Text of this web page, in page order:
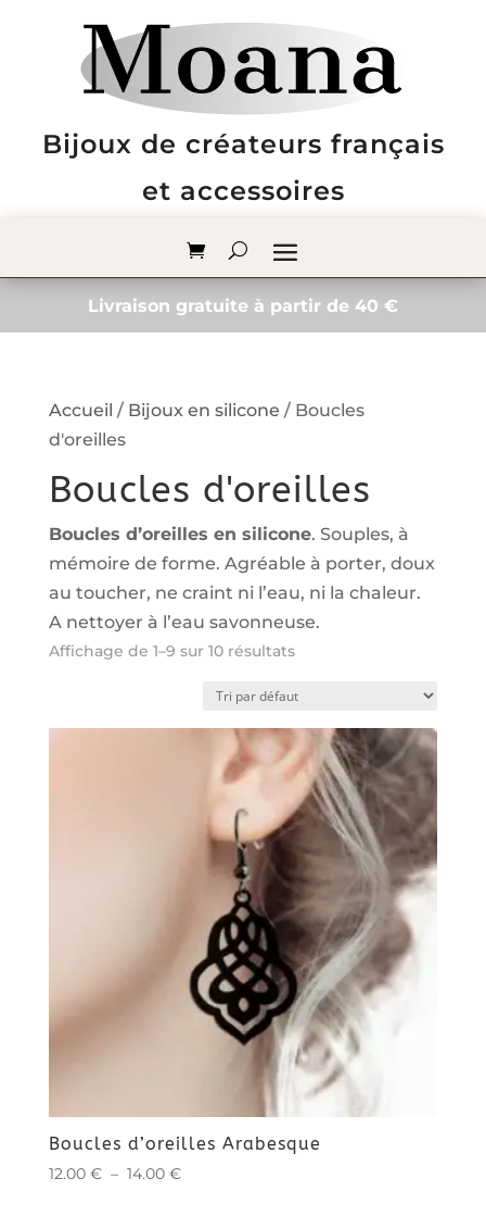
Bijoux de créateurs français
et accessoires
Livraison gratuite à partir de 40 €
Accueil / Bijoux en silicone / Boucles
d'oreilles
Boucles d'oreilles
Boucles d’oreilles en silicone. Souples, à
mémoire de forme. Agréable à porter, doux
au toucher, ne craint ni l’eau, ni la chaleur.
A nettoyer à l’eau savonneuse.
Affichage de 1–9 sur 10 résultats
Boucles d’oreilles Arabesque
12.00 € – 14.00 €Plage